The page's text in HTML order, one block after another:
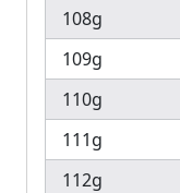
108g
109g
110g
111g
112g